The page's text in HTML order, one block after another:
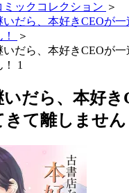
ミックコレクション ＞
だら、本好きCEOが
＞
だら、本好きCEOが
1
だら、本好き
きて離しません